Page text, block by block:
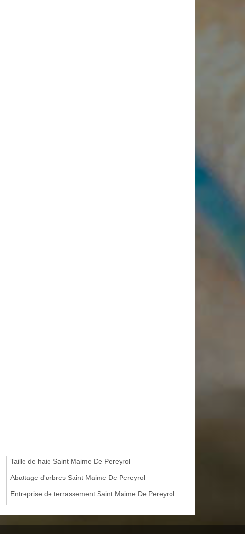
Taille de haie Saint Maime De Pereyrol
Abattage d'arbres Saint Maime De Pereyrol
Entreprise de terrassement Saint Maime De Pereyrol